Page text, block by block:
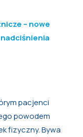
– nowe
pacjenci
powodem
fizyczny. Bywa